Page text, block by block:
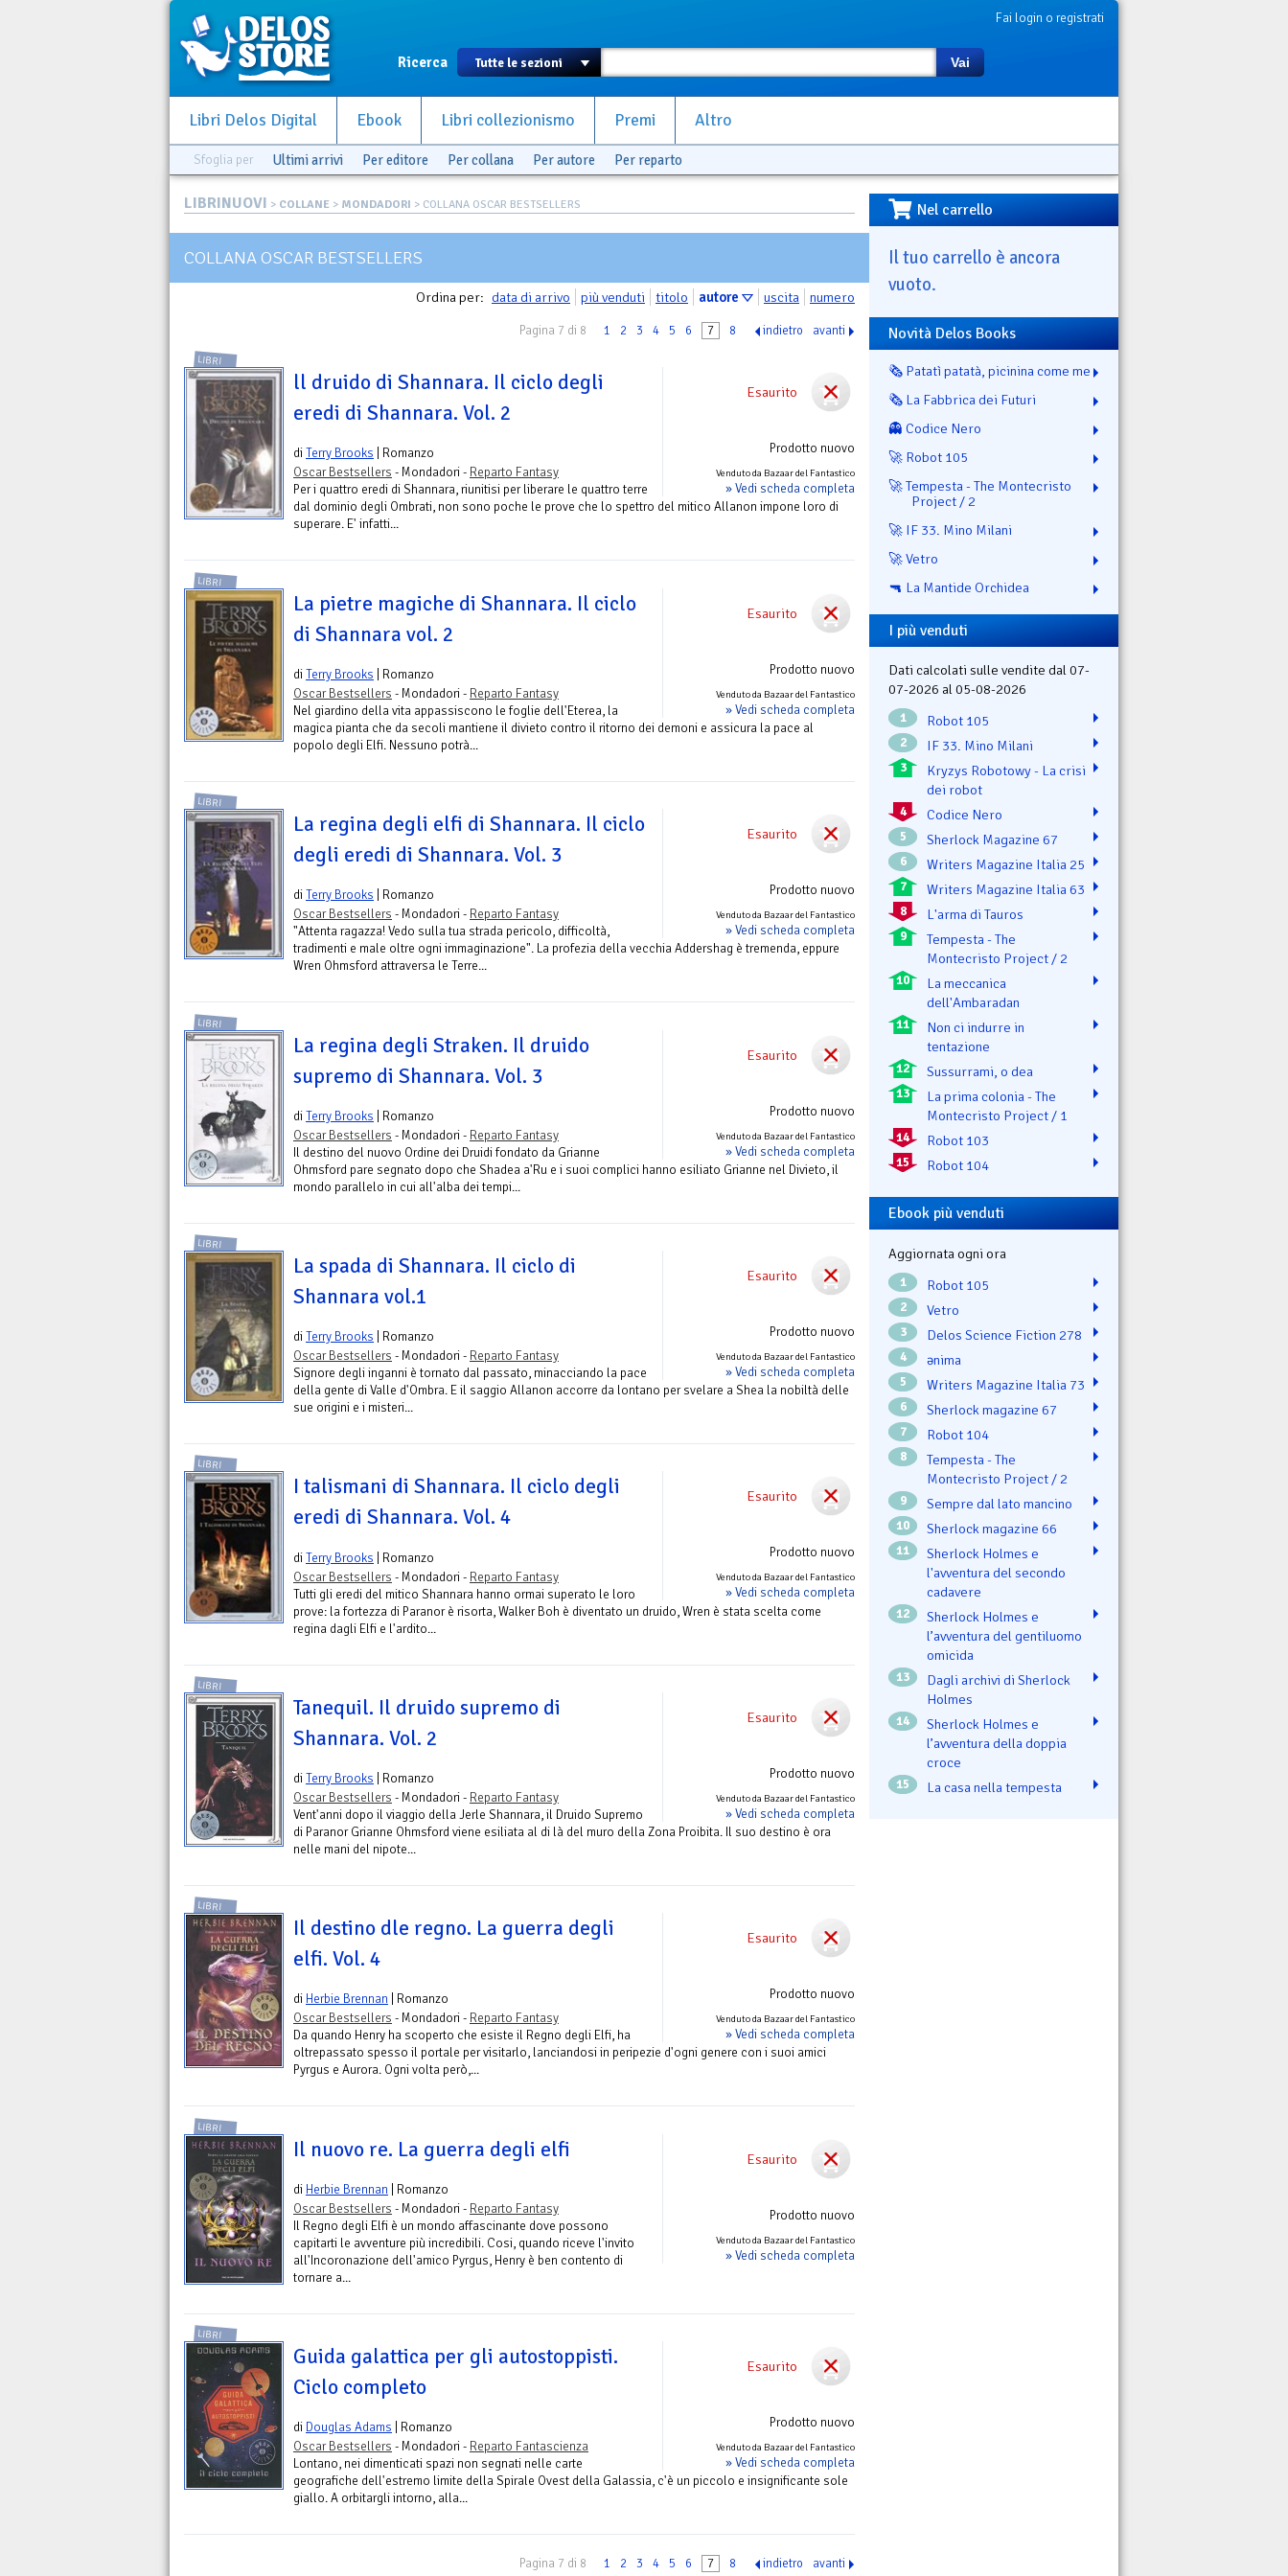
Fai login o registrati
Ricerca Vai
Libri Delos Digital Ebook Libri collezionismo Premi Altro
Sfoglia per Ultimi arrivi Per editore Per collana Per autore Per reparto
LIBRINUOVI > COLLANE > MONDADORI > COLLANA OSCAR BESTSELLERS
COLLANA OSCAR BESTSELLERS
Ordina per: data di arrivo più venduti titolo autore uscita numero
Pagina 7 di 8 1 2 3 4 5 6 7 8 indietro avanti
Esaurito
Prodotto nuovo
Venduto da Bazaar del Fantastico
» Vedi scheda completa
LIBRI
ll druido di Shannara. Il ciclo degli
eredi di Shannara. Vol. 2
diTerry Brooks | Romanzo
Oscar Bestsellers - Mondadori - Reparto Fantasy
Per i quattro eredi di Shannara, riunitisi per liberare le quattro terre
dal dominio degli Ombrati, non sono poche le prove che lo spettro del mitico Allanon impone loro di
superare. E' infatti...
Esaurito
Prodotto nuovo
Venduto da Bazaar del Fantastico
» Vedi scheda completa
LIBRI
La pietre magiche di Shannara. Il ciclo
di Shannara vol. 2
diTerry Brooks | Romanzo
Oscar Bestsellers - Mondadori - Reparto Fantasy
Nel giardino della vita appassiscono le foglie dell'Eterea, la
magica pianta che da secoli mantiene il divieto contro il ritorno dei demoni e assicura la pace al
popolo degli Elfi. Nessuno potrà...
Esaurito
Prodotto nuovo
Venduto da Bazaar del Fantastico
» Vedi scheda completa
LIBRI
La regina degli elfi di Shannara. Il ciclo
degli eredi di Shannara. Vol. 3
diTerry Brooks | Romanzo
Oscar Bestsellers - Mondadori - Reparto Fantasy
"Attenta ragazza! Vedo sulla tua strada pericolo, difficoltà,
tradimenti e male oltre ogni immaginazione". La profezia della vecchia Addershag è tremenda, eppure
Wren Ohmsford attraversa le Terre...
Esaurito
Prodotto nuovo
Venduto da Bazaar del Fantastico
» Vedi scheda completa
LIBRI
La regina degli Straken. Il druido
supremo di Shannara. Vol. 3
diTerry Brooks | Romanzo
Oscar Bestsellers - Mondadori - Reparto Fantasy
Il destino del nuovo Ordine dei Druidi fondato da Grianne
Ohmsford pare segnato dopo che Shadea a'Ru e i suoi complici hanno esiliato Grianne nel Divieto, il
mondo parallelo in cui all'alba dei tempi...
Esaurito
Prodotto nuovo
Venduto da Bazaar del Fantastico
» Vedi scheda completa
LIBRI
La spada di Shannara. Il ciclo di
Shannara vol.1
diTerry Brooks | Romanzo
Oscar Bestsellers - Mondadori - Reparto Fantasy
Signore degli inganni è tornato dal passato, minacciando la pace
della gente di Valle d'Ombra. E il saggio Allanon accorre da lontano per svelare a Shea la nobiltà delle
sue origini e i misteri...
Esaurito
Prodotto nuovo
Venduto da Bazaar del Fantastico
» Vedi scheda completa
LIBRI
I talismani di Shannara. Il ciclo degli
eredi di Shannara. Vol. 4
diTerry Brooks | Romanzo
Oscar Bestsellers - Mondadori - Reparto Fantasy
Tutti gli eredi del mitico Shannara hanno ormai superato le loro
prove: la fortezza di Paranor è risorta, Walker Boh è diventato un druido, Wren è stata scelta come
regina dagli Elfi e l'ardito...
Esaurito
Prodotto nuovo
Venduto da Bazaar del Fantastico
» Vedi scheda completa
LIBRI
Tanequil. Il druido supremo di
Shannara. Vol. 2
diTerry Brooks | Romanzo
Oscar Bestsellers - Mondadori - Reparto Fantasy
Vent'anni dopo il viaggio della Jerle Shannara, il Druido Supremo
di Paranor Grianne Ohmsford viene esiliata al di là del muro della Zona Proibita. Il suo destino è ora
nelle mani del nipote...
Esaurito
Prodotto nuovo
Venduto da Bazaar del Fantastico
» Vedi scheda completa
LIBRI
Il destino dle regno. La guerra degli
elfi. Vol. 4
di Herbie Brennan | Romanzo
Oscar Bestsellers - Mondadori - Reparto Fantasy
Da quando Henry ha scoperto che esiste il Regno degli Elfi, ha
oltrepassato spesso il portale per visitarlo, lanciandosi in peripezie d'ogni genere con i suoi amici
Pyrgus e Aurora. Ogni volta però,...
Esaurito
Prodotto nuovo
Venduto da Bazaar del Fantastico
» Vedi scheda completa
LIBRI
Il nuovo re. La guerra degli elfi
di Herbie Brennan | Romanzo
Oscar Bestsellers - Mondadori - Reparto Fantasy
Il Regno degli Elfi è un mondo affascinante dove possono
capitarti le avventure più incredibili. Cosi, quando riceve l'invito
all'Incoronazione dell'amico Pyrgus, Henry è ben contento di
tornare a...
Esaurito
Prodotto nuovo
Venduto da Bazaar del Fantastico
» Vedi scheda completa
LIBRI
Guida galattica per gli autostoppisti.
Ciclo completo
di Douglas Adams | Romanzo
Oscar Bestsellers - Mondadori - Reparto Fantascienza
Lontano, nei dimenticati spazi non segnati nelle carte
geografiche dell'estremo limite della Spirale Ovest della Galassia, c'è un piccolo e insignificante sole
giallo. A orbitargli intorno, alla...
Pagina 7 di 8 1 2 3 4 5 6 7 8 indietro avanti
Nel carrello
Il tuo carrello è ancora
vuoto.
Novità Delos Books
🗞️ Patatì patatà, picinina come me
🗞️ La Fabbrica dei Futuri
👻 Codice Nero
🚀 Robot 105
🚀 Tempesta - The Montecristo
Project / 2
🚀 IF 33. Mino Milani
🚀 Vetro
🔫 La Mantide Orchidea
I più venduti
Dati calcolati sulle vendite dal 07-
07-2026 al 05-08-2026
1 Robot 105
2 IF 33. Mino Milani
3
Kryzys Robotowy - La crisi
dei robot
4 Codice Nero
5 Sherlock Magazine 67
6 Writers Magazine Italia 25
7 Writers Magazine Italia 63
8 L'arma di Tauros
9
Tempesta - The
Montecristo Project / 2
10
La meccanica
dell'Ambaradan
11
Non ci indurre in
tentazione
12 Sussurrami, o dea
13
La prima colonia - The
Montecristo Project / 1
14 Robot 103
15 Robot 104
Ebook più venduti
Aggiornata ogni ora
1 Robot 105
2 Vetro
3 Delos Science Fiction 278
4 ənima
5 Writers Magazine Italia 73
6 Sherlock magazine 67
7 Robot 104
8
Tempesta - The
Montecristo Project / 2
9 Sempre dal lato mancino
10 Sherlock magazine 66
11
Sherlock Holmes e
l'avventura del secondo
cadavere
12
Sherlock Holmes e
l’avventura del gentiluomo
omicida
13
Dagli archivi di Sherlock
Holmes
14
Sherlock Holmes e
l’avventura della doppia
croce
15 La casa nella tempesta